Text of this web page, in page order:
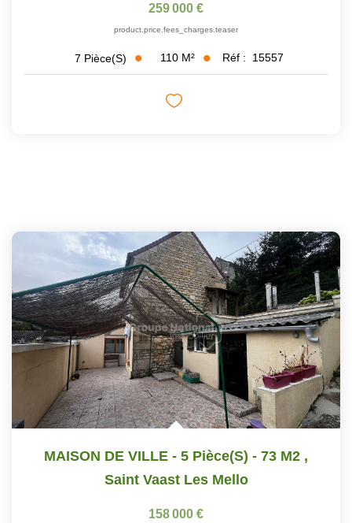
259 000 €
product.price.fees_charges.teaser
7 Pièce(s) 110 M² Réf : 15557
MAISON DE VILLE - 5 Pièce(s) - 73 M2 ,
Saint Vaast Les Mello
158 000 €